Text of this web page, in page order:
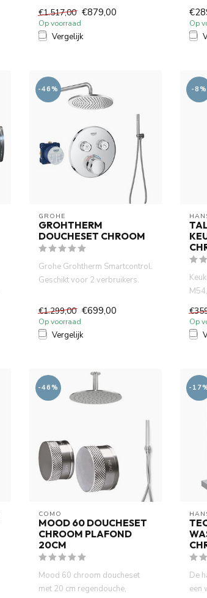
thermosta...
€1.517,00 €879,00
Op voorraad
Vergelijk
Op
-46%
GROHE
GROHTHERM
DOUCHESET CHROOM
Grohe Grohtherm Smartcontrol.
Geschikt voor 2 verbruikers.
€1.299,00 €699,00
Op voorraad
Vergelijk
-8%
Op
-46%
COMO
MOOD 60 DOUCHESET
CHROOM PLAFOND
20CM
Mood 60 chroom doucheset
met 20 cm regendouche,
-
De
een